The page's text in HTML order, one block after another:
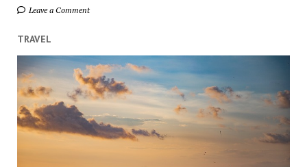
Leave a Comment
TRAVEL